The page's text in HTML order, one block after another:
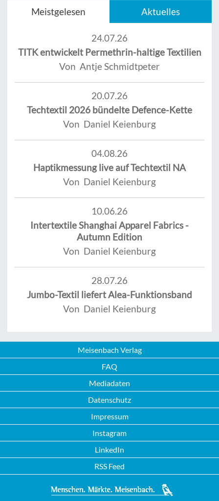
Meistgelesen Aktuelles
24.07.26
TITK entwickelt Permethrin-haltige Textilien
Von Antje Schmidtpeter
20.07.26
Techtextil 2026 bündelte Defence-Kette
Von Daniel Keienburg
04.08.26
Haptikmessung live auf Techtextil NA
Von Daniel Keienburg
10.06.26
Intertextile Shanghai Apparel Fabrics -
Autumn Edition
Von Daniel Keienburg
28.07.26
Jumbo-Textil liefert Alea-Funktionsband
Von Daniel Keienburg
Meisenbach Verlag
FAQ
Mediadaten
Datenschutz
Impressum
Instagram
LinkedIn
RSS Feed